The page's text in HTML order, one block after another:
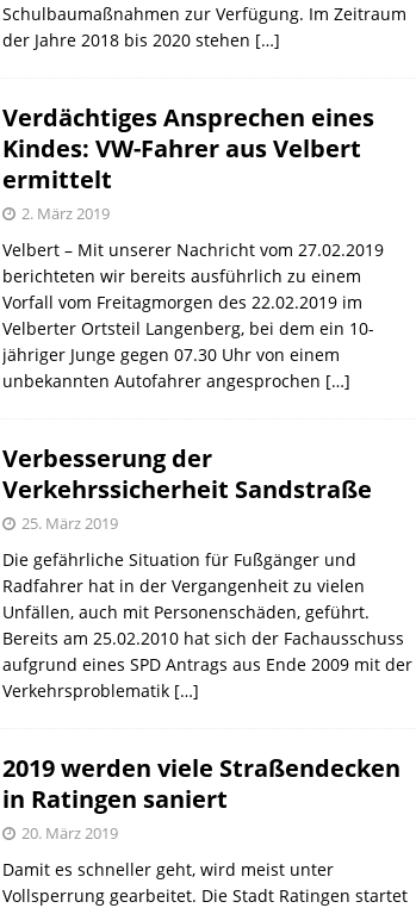
Schulbaumaßnahmen zur Verfügung. Im Zeitraum
der Jahre 2018 bis 2020 stehen […]
Verdächtiges Ansprechen eines
Kindes: VW-Fahrer aus Velbert
ermittelt
2. März 2019
Velbert – Mit unserer Nachricht vom 27.02.2019
berichteten wir bereits ausführlich zu einem
Vorfall vom Freitagmorgen des 22.02.2019 im
Velberter Ortsteil Langenberg, bei dem ein 10-
jähriger Junge gegen 07.30 Uhr von einem
unbekannten Autofahrer angesprochen […]
Verbesserung der
Verkehrssicherheit Sandstraße
25. März 2019
Die gefährliche Situation für Fußgänger und
Radfahrer hat in der Vergangenheit zu vielen
Unfällen, auch mit Personenschäden, geführt.
Bereits am 25.02.2010 hat sich der Fachausschuss
aufgrund eines SPD Antrags aus Ende 2009 mit der
Verkehrsproblematik […]
2019 werden viele Straßendecken
in Ratingen saniert
20. März 2019
Damit es schneller geht, wird meist unter
Vollsperrung gearbeitet. Die Stadt Ratingen startet